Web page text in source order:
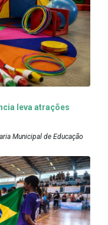
leva atrações
Municipal de Educação